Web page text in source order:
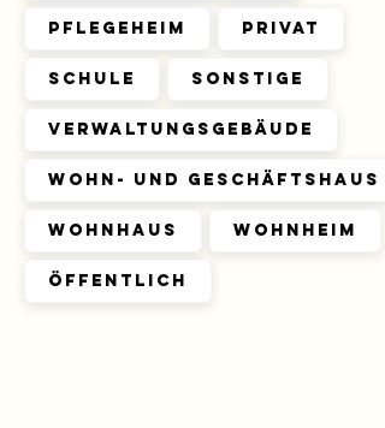
Pflegeheim Privat
Schule Sonstige
Verwaltungsgebäude
Wohn- und Geschäftshaus
Wohnhaus Wohnheim
Öffentlich